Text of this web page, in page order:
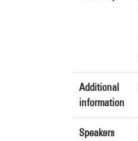
Additional
information
Speakers